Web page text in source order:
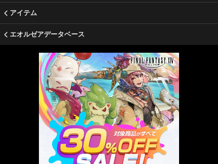
アイテム
エオルゼアデータベース